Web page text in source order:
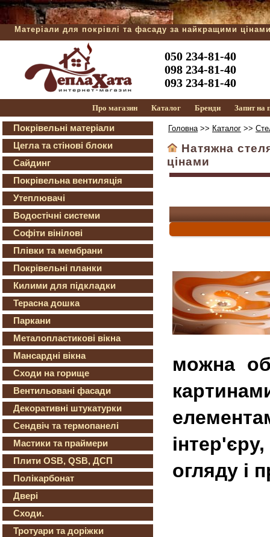
Матеріали для покрівлі та фасаду за найкращими
050 234-81-40
098 234-81-40
093 234-81-40
Про магазин Каталог Бренди Запит на
Покрівельні матеріали
Цегла та стінові блоки
Сайдинг
Покрівельна вентиляція
Утеплювачі
Водостічні системи
Софіти вінілові
Плівки та мембрани
Покрівельні планки
Килими для підкладки
Терасна дошка
Паркани
Металопластикові вікна
Мансардні вікна
Сходи на горище
Вентильовані фасади
Декоративні штукатурки
Сендвіч та термопанелі
Мастики та праймери
Плити OSB, QSB, ДСП
Полікарбонат
Двері
Сходи.
Тротуари та доріжки
Головна>> Каталог >>
Натяжна
цінами
можна
огляду і